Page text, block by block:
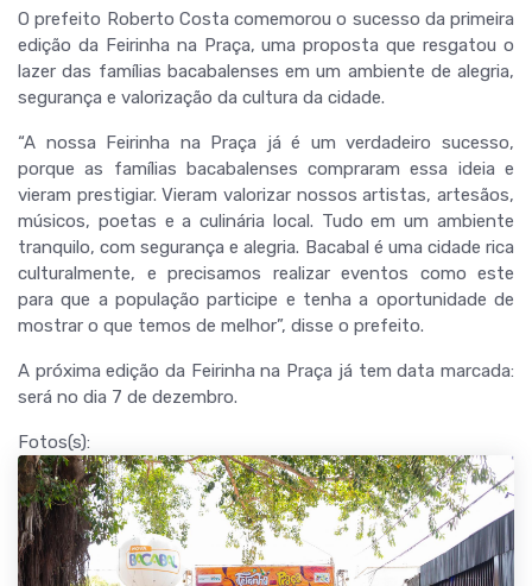
O prefeito Roberto Costa comemorou o sucesso da primeira
edição da Feirinha na Praça, uma proposta que resgatou o
lazer das famílias bacabalenses em um ambiente de alegria,
segurança e valorização da cultura da cidade.
“A nossa Feirinha na Praça já é um verdadeiro sucesso,
porque as famílias bacabalenses compraram essa ideia e
vieram prestigiar. Vieram valorizar nossos artistas, artesãos,
músicos, poetas e a culinária local. Tudo em um ambiente
tranquilo, com segurança e alegria. Bacabal é uma cidade rica
culturalmente, e precisamos realizar eventos como este
para que a população participe e tenha a oportunidade de
mostrar o que temos de melhor”, disse o prefeito.
A próxima edição da Feirinha na Praça já tem data marcada:
será no dia 7 de dezembro.
Fotos(s):